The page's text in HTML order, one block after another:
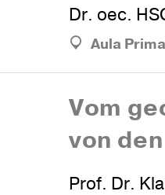
Dr. oec.
Aula
Vom
von
Prof. Dr.